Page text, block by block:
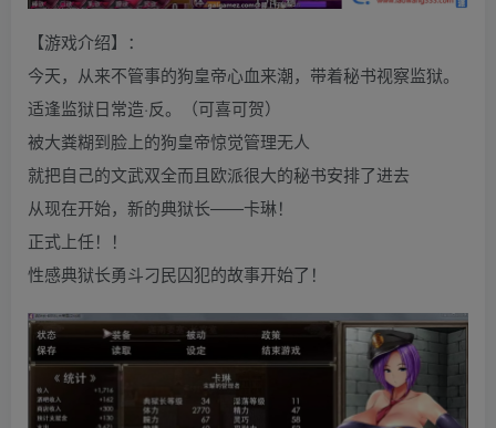
【游戏介绍】：
今天，从来不管事的狗皇帝心血来潮，带着秘书视察监狱。
适逢监狱日常造·反。（可喜可贺）
被大粪糊到脸上的狗皇帝惊觉管理无人
就把自己的文武双全而且欧派很大的秘书安排了进去
从现在开始，新的典狱长——卡琳！
正式上任！！
性感典狱长勇斗刁民囚犯的故事开始了！